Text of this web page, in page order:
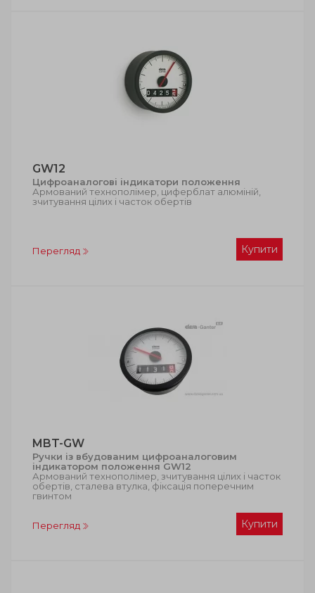
GW12
Цифроаналогові індикатори положення
Армований технополімер, циферблат алюміній,
зчитування цілих і часток обертів
Перегляд Купити
MBT-GW
Ручки із вбудованим цифроаналоговим
індикатором положення GW12
Армований технополімер, зчитування цілих і часток
обертів, сталева втулка, фіксація поперечним
гвинтом
Перегляд Купити